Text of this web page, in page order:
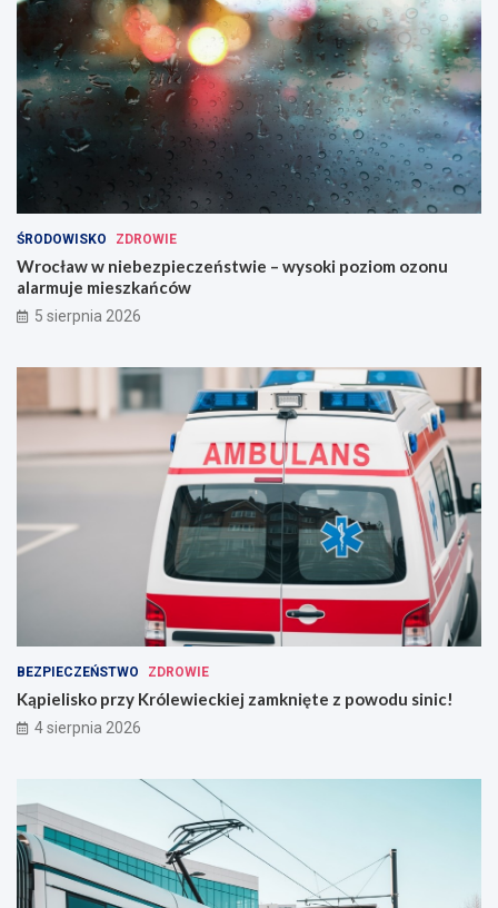
ŚRODOWISKO ZDROWIE
Wrocław w niebezpieczeństwie – wysoki poziom ozonu
alarmuje mieszkańców
5 sierpnia 2026
BEZPIECZEŃSTWO ZDROWIE
Kąpielisko przy Królewieckiej zamknięte z powodu sinic!
4 sierpnia 2026